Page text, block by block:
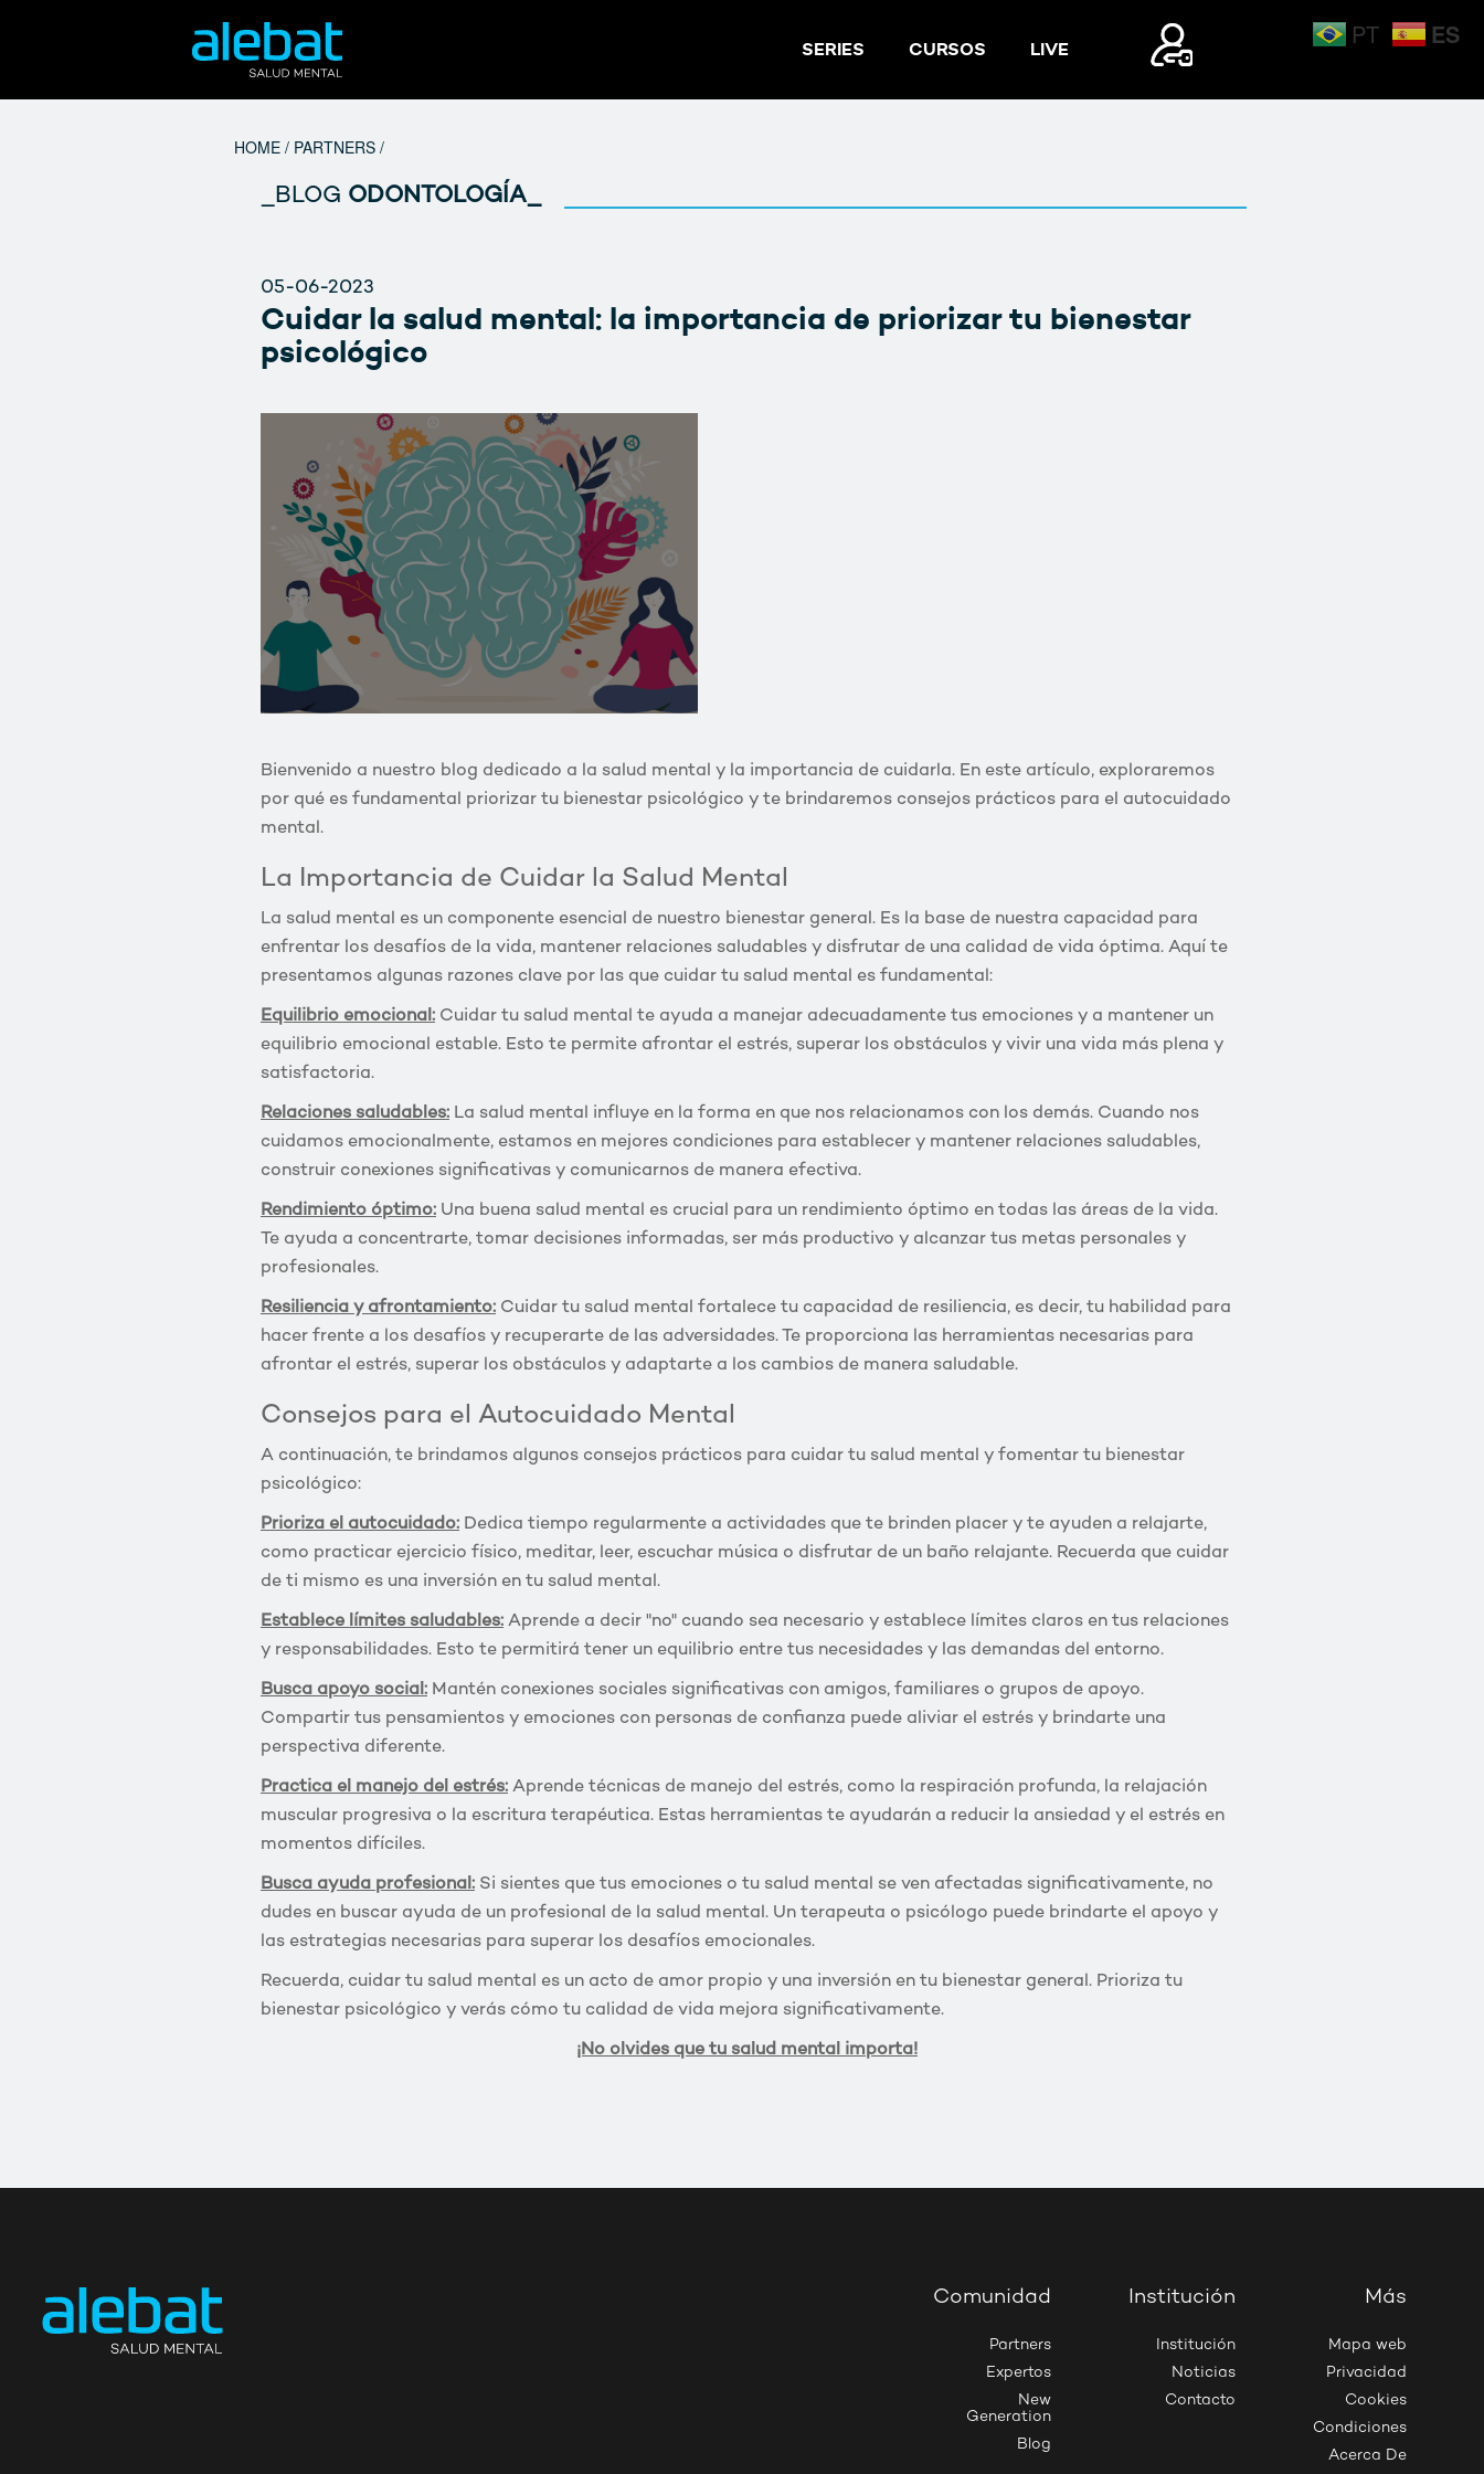
contenido
LIVE
CURSOS
SERIES
HOME / PARTNERS /
_BLOG ODONTOLOGÍA_
05-06-2023
Cuidar la salud mental: la importancia de priorizar tu bienestar
psicológico
Bienvenido a nuestro blog dedicado a la salud mental y la importancia de cuidarla. En este artículo, exploraremos
por qué es fundamental priorizar tu bienestar psicológico y te brindaremos consejos prácticos para el autocuidado
mental.
La Importancia de Cuidar la Salud Mental
La salud mental es un componente esencial de nuestro bienestar general. Es la base de nuestra capacidad para
enfrentar los desafíos de la vida, mantener relaciones saludables y disfrutar de una calidad de vida óptima. Aquí te
presentamos algunas razones clave por las que cuidar tu salud mental es fundamental:
Equilibrio emocional: Cuidar tu salud mental te ayuda a manejar adecuadamente tus emociones y a mantener un
equilibrio emocional estable. Esto te permite afrontar el estrés, superar los obstáculos y vivir una vida más plena y
satisfactoria.
Relaciones saludables: La salud mental influye en la forma en que nos relacionamos con los demás. Cuando nos
cuidamos emocionalmente, estamos en mejores condiciones para establecer y mantener relaciones saludables,
construir conexiones significativas y comunicarnos de manera efectiva.
Rendimiento óptimo: Una buena salud mental es crucial para un rendimiento óptimo en todas las áreas de la vida.
Te ayuda a concentrarte, tomar decisiones informadas, ser más productivo y alcanzar tus metas personales y
profesionales.
Resiliencia y afrontamiento: Cuidar tu salud mental fortalece tu capacidad de resiliencia, es decir, tu habilidad para
hacer frente a los desafíos y recuperarte de las adversidades. Te proporciona las herramientas necesarias para
afrontar el estrés, superar los obstáculos y adaptarte a los cambios de manera saludable.
Consejos para el Autocuidado Mental
A continuación, te brindamos algunos consejos prácticos para cuidar tu salud mental y fomentar tu bienestar
psicológico:
Prioriza el autocuidado: Dedica tiempo regularmente a actividades que te brinden placer y te ayuden a relajarte,
como practicar ejercicio físico, meditar, leer, escuchar música o disfrutar de un baño relajante. Recuerda que cuidar
de ti mismo es una inversión en tu salud mental.
Establece límites saludables: Aprende a decir "no" cuando sea necesario y establece límites claros en tus relaciones
y responsabilidades. Esto te permitirá tener un equilibrio entre tus necesidades y las demandas del entorno.
Busca apoyo social: Mantén conexiones sociales significativas con amigos, familiares o grupos de apoyo.
Compartir tus pensamientos y emociones con personas de confianza puede aliviar el estrés y brindarte una
perspectiva diferente.
Practica el manejo del estrés: Aprende técnicas de manejo del estrés, como la respiración profunda, la relajación
muscular progresiva o la escritura terapéutica. Estas herramientas te ayudarán a reducir la ansiedad y el estrés en
momentos difíciles.
Busca ayuda profesional: Si sientes que tus emociones o tu salud mental se ven afectadas significativamente, no
dudes en buscar ayuda de un profesional de la salud mental. Un terapeuta o psicólogo puede brindarte el apoyo y
las estrategias necesarias para superar los desafíos emocionales.
Recuerda, cuidar tu salud mental es un acto de amor propio y una inversión en tu bienestar general. Prioriza tu
bienestar psicológico y verás cómo tu calidad de vida mejora significativamente.
¡No olvides que tu salud mental importa!
Comunidad
Partners
Expertos
New
Generation
Blog
Institución
Institución
Noticias
Contacto
Más
Mapa web
Privacidad
Cookies
Condiciones
Acerca De
PT ES